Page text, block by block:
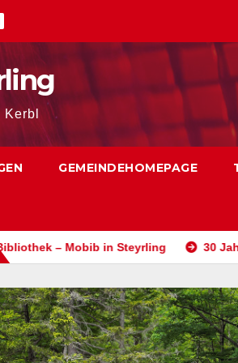
Kerbl
GEMEINDEHOMEPAGE
in Steyrling 30 Jahre begehen